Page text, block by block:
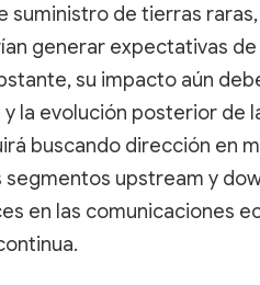
suministro de tierras
generar expectativas
su impacto aún
la evolución posterior de
buscando dirección en
upstream y
en las comunicaciones